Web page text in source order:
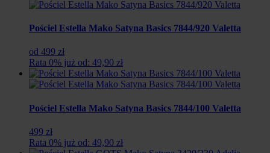
Pościel Estella Mako Satyna Basics 7844/920 Valetta
od 499 zł
Rata 0% już od: 49,90 zł
Pościel Estella Mako Satyna Basics 7844/100 Valetta
499 zł
Rata 0% już od: 49,90 zł